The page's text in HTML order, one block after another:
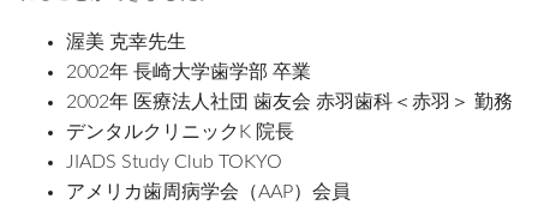
渥美 克幸先生
2002年 長崎大学歯学部 卒業
2002年 医療法人社団 歯友会 赤羽歯科＜赤羽＞ 勤務
デンタルクリニックK 院長
JIADS Study Club TOKYO
アメリカ歯周病学会（AAP）会員